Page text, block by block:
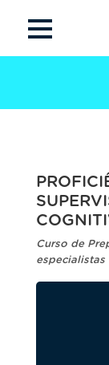
Curso de
especialistas